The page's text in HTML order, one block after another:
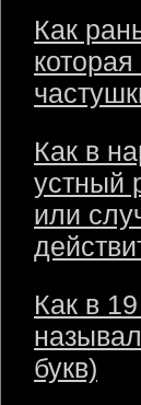
Как
Как в
устный
или
Как в
букв)